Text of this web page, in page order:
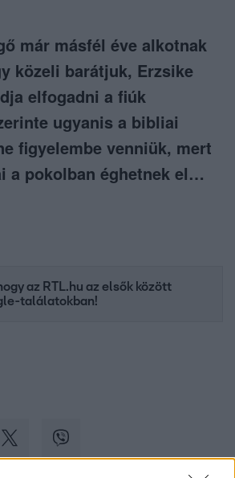
már másfél éve alkotnak
közeli barátjuk, Erzsike
elfogadni a fiúk
ugyanis a bibliai
figyelembe venniük, mert
a pokolban éghetnek el…
az RTL.hu az elsők között
találatokban!